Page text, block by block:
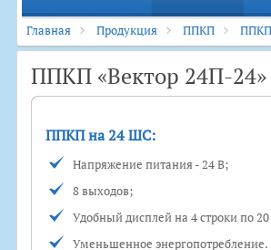
Главная Продукция ППКП ППКП
ППКП «Вектор 24П-
ППКП на 24 ШС:
Напряжение питания - 24 В;
8 выходов;
Удобный дисплей на 4 строки по
Уменьшенное энергопотребление.